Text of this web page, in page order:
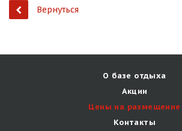
Вернуться
О базе отдыха
Акции
Цены на размещение
Контакты